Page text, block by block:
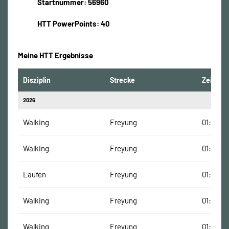
Startnummer: 56960
HTT PowerPoints: 40
Meine HTT Ergebnisse
Disziplin Strecke Zeit
2026
Walking Freyung
Walking Freyung
Laufen Freyung
Walking Freyung
Walking Freyung